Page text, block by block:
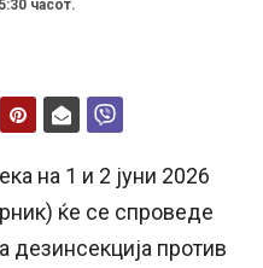
часот.
на 1 и 2 јуни 2026
ќе се спроведе
дезинсекција против